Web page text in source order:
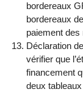
bordereaux
bordereaux
paiement
Déclaration
vérifier que
financement
deux